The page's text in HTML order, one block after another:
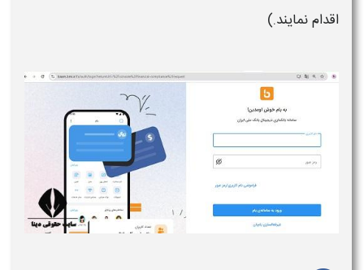
اقدام نمایند.)